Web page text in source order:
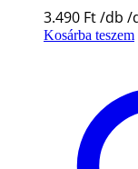
3.490 Ft
Kosárba teszem